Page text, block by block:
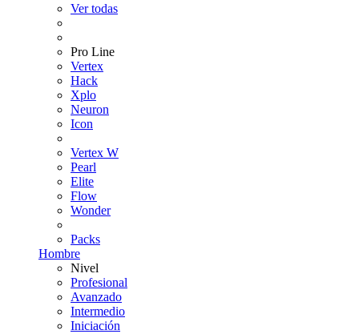
Ver todas
Pro Line
Vertex
Hack
Xplo
Neuron
Icon
Vertex W
Pearl
Elite
Flow
Wonder
Packs
Hombre
Nivel
Profesional
Avanzado
Intermedio
Iniciación